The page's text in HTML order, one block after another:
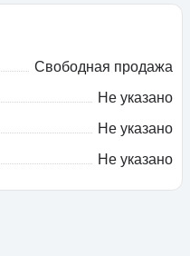
Свободная продажа
Не указано
Не указано
Не указано